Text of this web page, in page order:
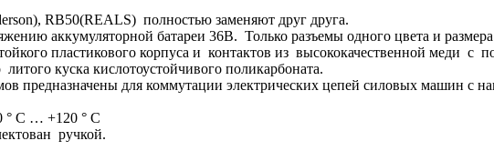
RB50(REALS) полностью заменяют друг друга.
аккумуляторной батареи 36В. Только разъемы одного цвета и
пластикового корпуса и контактов из высококачественной меди с
куска кислотоустойчивого поликарбоната.
предназначены для коммутации электрических цепей силовых машин с
° C … +120 ° C
ручкой.